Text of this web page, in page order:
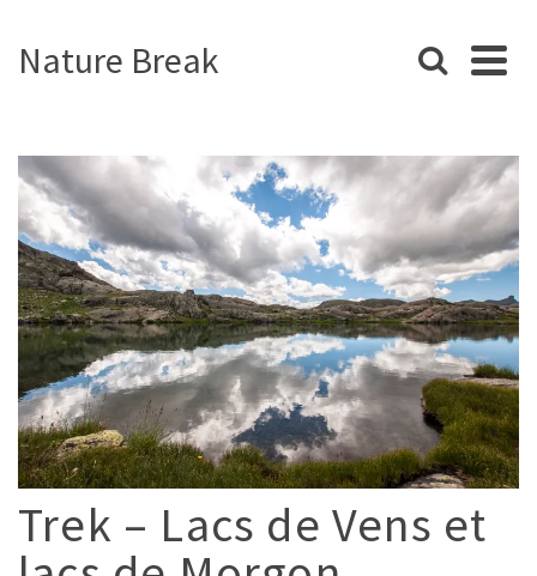
Nature Break
Trek – Lacs de Vens et